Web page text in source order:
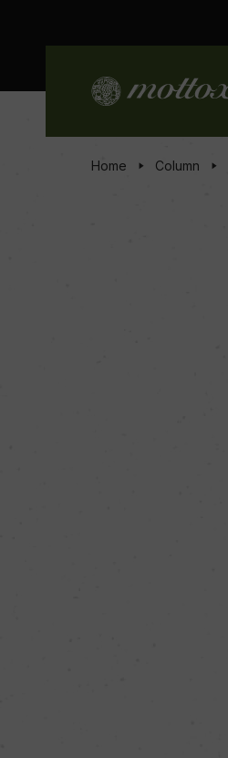
Home Column